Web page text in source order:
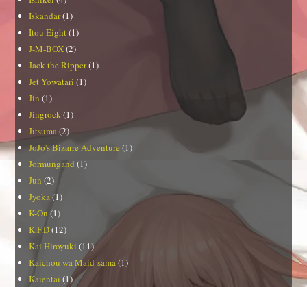
Iskandar(1)
Itou Eight (1)
J-M-BOX(2)
Jack the Ripper(1)
Jet Yowatari (1)
Jin (1)
Jingrock (1)
Jitsuma(2)
JoJo's Bizarre Adventure (1)
Jormungand (1)
Jun (2)
Jyoka(1)
K-On (1)
K.F.D(12)
Kai Hiroyuki (11)
Kaichou wa Maid-sama(1)
Kaientai (1)